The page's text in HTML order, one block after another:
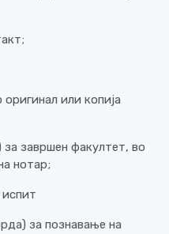
или копија
завршен факултет, во
нотар;
за познавање на